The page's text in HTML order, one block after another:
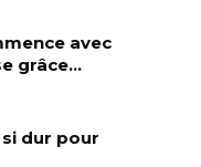
avec
grâce…
dur pour